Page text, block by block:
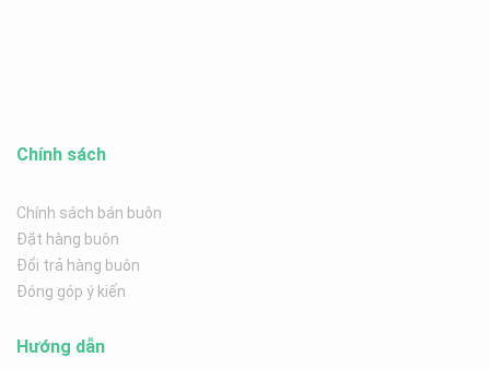
Chính sách
Chính sách bán buôn
Đặt hàng buôn
Đổi trả hàng buôn
Đóng góp ý kiến
Hướng dẫn